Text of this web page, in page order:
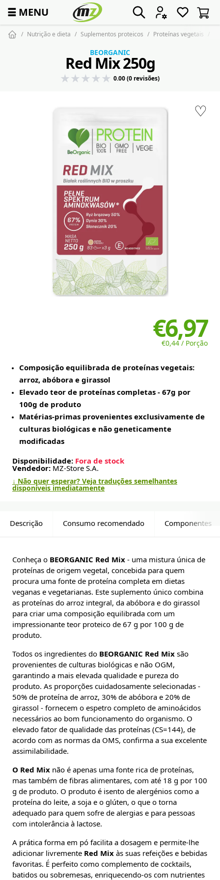
☰ MENU
Nutrição e dieta Suplementos proteicos Proteínas vegetais
♡
BEORGANIC
Red Mix 250g
0.00 (0 revisões)
€6,97
€0,44 / Porção
Composição equilibrada de proteínas vegetais:
arroz, abóbora e girassol
Elevado teor de proteínas completas - 67g por
100g de produto
Matérias-primas provenientes exclusivamente de
culturas biológicas e não geneticamente
modificadas
Disponibilidade: Fora de stock
Vendedor: MZ-Store S.A.
↓ Não quer esperar? Veja traduções semelhantes
disponíveis imediatamente
Descrição Consumo recomendado Componentes
Conheça o BEORGANIC Red Mix - uma mistura única de
proteínas de origem vegetal, concebida para quem
procura uma fonte de proteína completa em dietas
veganas e vegetarianas. Este suplemento único combina
as proteínas do arroz integral, da abóbora e do girassol
para criar uma composição equilibrada com um
impressionante teor proteico de 67 g por 100 g de
produto.
Todos os ingredientes do BEORGANIC Red Mix são
provenientes de culturas biológicas e não OGM,
garantindo a mais elevada qualidade e pureza do
produto. As proporções cuidadosamente selecionadas -
50% de proteína de arroz, 30% de abóbora e 20% de
girassol - fornecem o espetro completo de aminoácidos
necessários ao bom funcionamento do organismo. O
elevado fator de qualidade das proteínas (CS=144), de
acordo com as normas da OMS, confirma a sua excelente
assimilabilidade.
O Red Mix não é apenas uma fonte rica de proteínas,
mas também de fibras alimentares, com até 18 g por 100
g de produto. O produto é isento de alergénios como a
proteína do leite, a soja e o glúten, o que o torna
adequado para quem sofre de alergias e para pessoas
com intolerância à lactose.
A prática forma em pó facilita a dosagem e permite-lhe
adicionar livremente Red Mix às suas refeições e bebidas
favoritas. É perfeito como complemento de cocktails,
batidos ou sobremesas, enriquecendo-os com nutrientes